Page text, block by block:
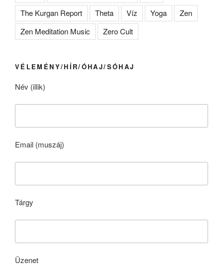
The Kurgan Report
Theta Víz Yoga
Zen
Zen Meditation Music
Zero Cult
VÉLEMÉNY/HÍR/ÓHAJ/SÓHAJ
Név (illik)
Email (muszáj)
Tárgy
Üzenet